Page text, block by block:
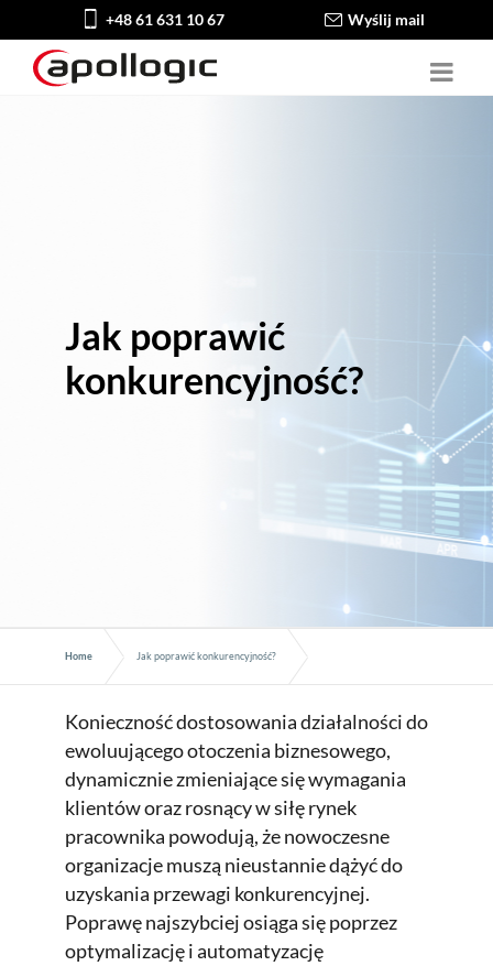
+48 61 631 10 67 Wyślij mail
Jak poprawić
konkurencyjność?
Home Jak poprawić konkurencyjność?
Konieczność dostosowania działalności do
ewoluującego otoczenia biznesowego,
dynamicznie zmieniające się wymagania
klientów oraz rosnący w siłę rynek
pracownika powodują, że nowoczesne
organizacje muszą nieustannie dążyć do
uzyskania przewagi konkurencyjnej.
Poprawę najszybciej osiąga się poprzez
optymalizację i automatyzację